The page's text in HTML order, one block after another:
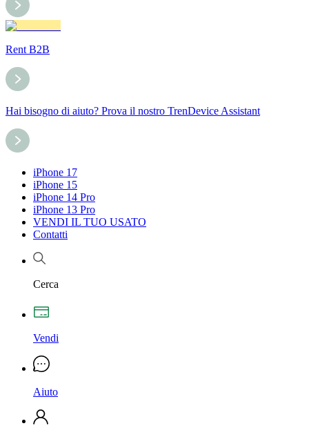
Rent B2B
Hai bisogno di aiuto? Prova il nostro TrenDevice Assistant
iPhone 17
iPhone 15
iPhone 14 Pro
iPhone 13 Pro
VENDI IL TUO USATO
Contatti
Cerca
Vendi
Aiuto